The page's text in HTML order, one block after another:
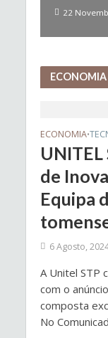
22
ECONOMIA
ECONOMIA•
de
Equipa
6 Agosto,
A Unitel STP
com o
composta
No